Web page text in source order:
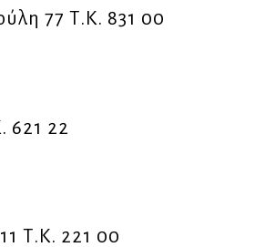
77 Τ.Κ. 831 00
621 22
Τ.Κ. 221 00